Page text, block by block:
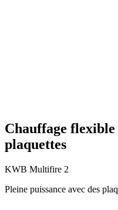
Chauffage
plaquettes
KWB Multifire 2
Pleine puissance avec des